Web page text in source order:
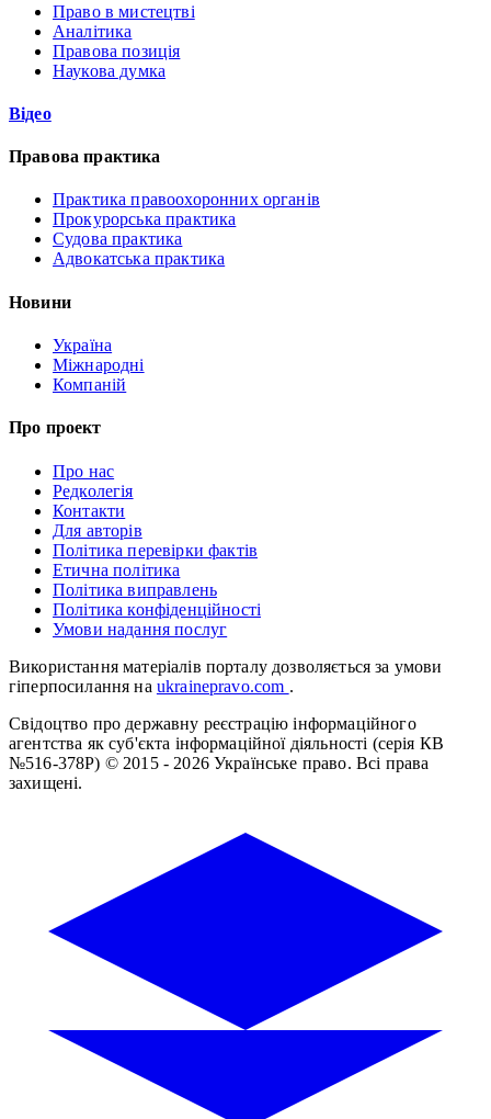
Право в мистецтві
Аналітика
Правова позиція
Наукова думка
Відео
Правова практика
Практика правоохоронних органів
Прокурорська практика
Судова практика
Адвокатська практика
Новини
Україна
Міжнародні
Компаній
Про проект
Про нас
Редколегія
Контакти
Для авторів
Політика перевірки фактів
Етична політика
Політика виправлень
Політика конфіденційності
Умови надання послуг
Використання матеріалів порталу дозволяється за умови
гіперпосилання на ukrainepravo.com .
Свідоцтво про державну реєстрацію інформаційного
агентства як суб'єкта інформаційної діяльності (серія КВ
№516-378Р) © 2015 - 2026 Українське право. Всі права
захищені.